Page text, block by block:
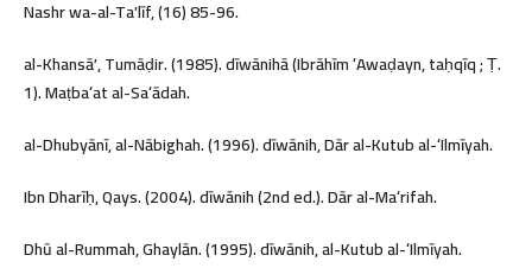
Nashr wa-al-Taʼlīf, (16) 85-96.
al-Khansāʼ, Tumāḍir. (1985). dīwānihā (Ibrāhīm ʻAwaḍayn, taḥqīq ; Ṭ.
1). Maṭbaʻat al-Saʻādah.
al-Dhubyānī, al-Nābighah. (1996). dīwānih, Dār al-Kutub al-ʻIlmīyah.
Ibn Dharīḥ, Qays. (2004). dīwānih (2nd ed.). Dār al-Maʻrifah.
Dhū al-Rummah, Ghaylān. (1995). dīwānih, al-Kutub al-ʻIlmīyah.